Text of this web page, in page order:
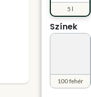
5 l
Színek
100 fehér